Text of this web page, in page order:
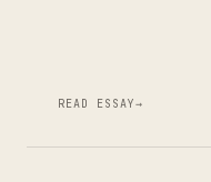
READ ESSAY→